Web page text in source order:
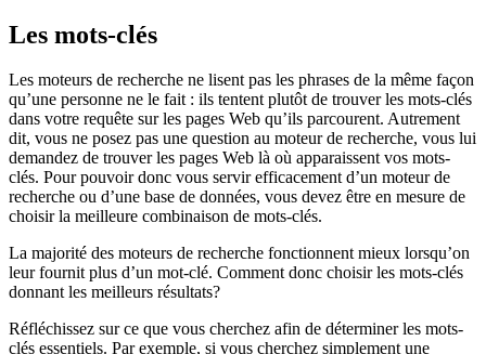
Les mots-clés
Les moteurs de recherche ne lisent pas les phrases de la même façon
qu’une personne ne le fait : ils tentent plutôt de trouver les mots-clés
dans votre requête sur les pages Web qu’ils parcourent. Autrement
dit, vous ne posez pas une question au moteur de recherche, vous lui
demandez de trouver les pages Web là où apparaissent vos mots-
clés. Pour pouvoir donc vous servir efficacement d’un moteur de
recherche ou d’une base de données, vous devez être en mesure de
choisir la meilleure combinaison de mots-clés.
La majorité des moteurs de recherche fonctionnent mieux lorsqu’on
leur fournit plus d’un mot-clé. Comment donc choisir les mots-clés
donnant les meilleurs résultats?
Réfléchissez sur ce que vous cherchez afin de déterminer les mots-
clés essentiels. Par exemple, si vous cherchez simplement une